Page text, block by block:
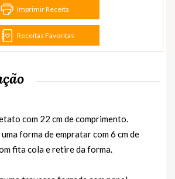
Imprimir Receita
Receitas Favoritas
com 22 cm de comprimento.
forma de empratar com 6 cm de
fita cola e retire da forma.